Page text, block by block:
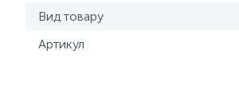
Вид товару
Артикул